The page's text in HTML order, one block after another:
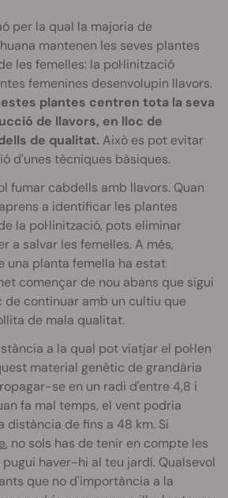
per la qual la majoria de
mantenen les seves plantes
les femelles: la pol·linització
femenines desenvolupin llavors.
plantes centren tota la seva
de llavors, en lloc de
de qualitat. Això es pot evitar
d'unes tècniques bàsiques.
fumar cabdells amb llavors. Quan
a identificar les plantes
la pol·linització, pots eliminar
a salvar les femelles. A més,
una planta femella ha estat
començar de nou abans que sigui
de continuar amb un cultiu que
de mala qualitat.
a la qual pot viatjar el pol·len
material genètic de grandària
se en un radi d'entre 4,8 i
fa mal temps, el vent podria
de fins a 48 km. Si
, no sols has de tenir en compte les
haver-hi al teu jardí. Qualsevol
que no d'importància a la